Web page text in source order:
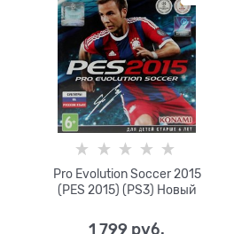
Pro Evolution Soccer 2015
(PES 2015) (PS3) Новый
1 799 руб.